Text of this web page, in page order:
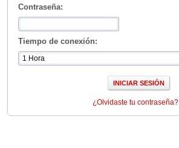
Contraseña:
Tiempo de conexión:
¿Olvidaste tu contraseña?